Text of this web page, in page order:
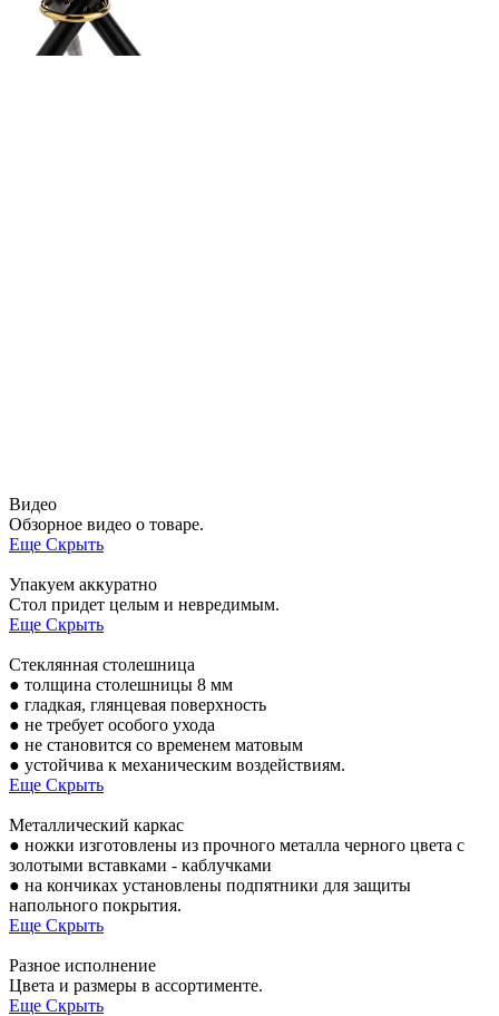
Видео
Обзорное видео о товаре.
Еще Скрыть
Упакуем аккуратно
Стол придет целым и невредимым.
Еще Скрыть
Стеклянная столешница
● толщина столешницы 8 мм
● гладкая, глянцевая поверхность
● не требует особого ухода
● не становится со временем матовым
● устойчива к механическим воздействиям.
Еще Скрыть
Металлический каркас
● ножки изготовлены из прочного металла черного цвета с
золотыми вставками - каблучками
● на кончиках установлены подпятники для защиты
напольного покрытия.
Еще Скрыть
Разное исполнение
Цвета и размеры в ассортименте.
Еще Скрыть